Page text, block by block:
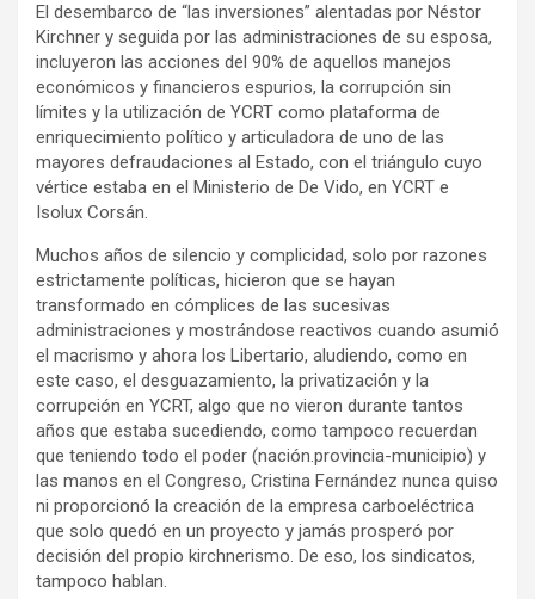
El desembarco de “las inversiones” alentadas por Néstor
Kirchner y seguida por las administraciones de su esposa,
incluyeron las acciones del 90% de aquellos manejos
económicos y financieros espurios, la corrupción sin
límites y la utilización de YCRT como plataforma de
enriquecimiento político y articuladora de uno de las
mayores defraudaciones al Estado, con el triángulo cuyo
vértice estaba en el Ministerio de De Vido, en YCRT e
Isolux Corsán.
Muchos años de silencio y complicidad, solo por razones
estrictamente políticas, hicieron que se hayan
transformado en cómplices de las sucesivas
administraciones y mostrándose reactivos cuando asumió
el macrismo y ahora los Libertario, aludiendo, como en
este caso, el desguazamiento, la privatización y la
corrupción en YCRT, algo que no vieron durante tantos
años que estaba sucediendo, como tampoco recuerdan
que teniendo todo el poder (nación.provincia-municipio) y
las manos en el Congreso, Cristina Fernández nunca quiso
ni proporcionó la creación de la empresa carboeléctrica
que solo quedó en un proyecto y jamás prosperó por
decisión del propio kirchnerismo. De eso, los sindicatos,
tampoco hablan.